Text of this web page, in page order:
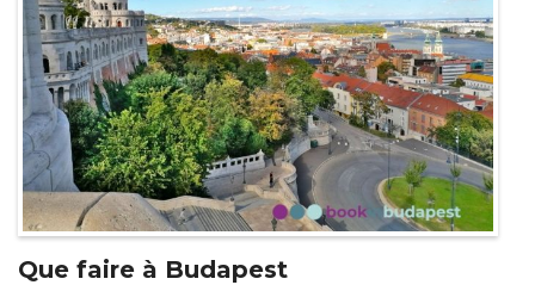
Que faire à Budapest